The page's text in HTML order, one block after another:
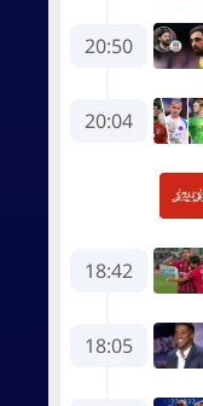
20:50
20:04
18:42
18:05